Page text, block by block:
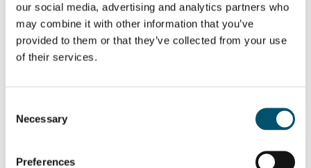
our social media, advertising and analytics partners who
may combine it with other information that you’ve
provided to them or that they’ve collected from your use
of their services.
Selection
Necessary
Preferences
作者简介
Marcio Sato